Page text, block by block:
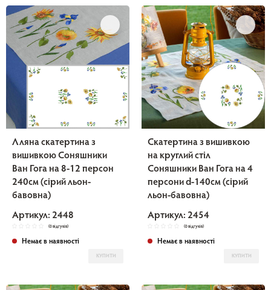
Лляна скатертина з
вишивкою Соняшники
Ван Гога на 8-12 персон
240см (сірий льон-
бавовна)
Артикул: 2448
(0 відгуків)
Немає в наявності
КУПИТИ
Скатертина з вишивкою
на круглий стіл
Соняшники Ван Гога на 4
персони d-140см (сірий
льон-бавовна)
Артикул: 2454
(0 відгуків)
Немає в наявності
КУПИТИ